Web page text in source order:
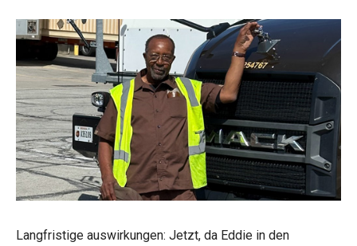
Langfristige auswirkungen: Jetzt, da Eddie in den